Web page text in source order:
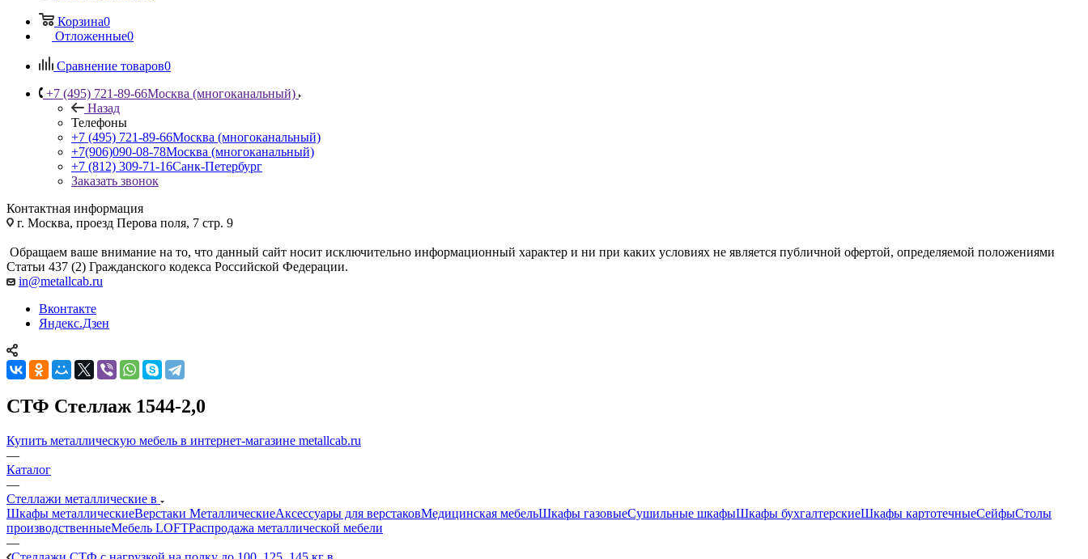
Корзина0
Отложенные0
Сравнение товаров0
+7 (495) 721-89-66Москва (многоканальный)
Назад
Телефоны
+7 (495) 721-89-66Москва (многоканальный)
+7(906)090-08-78Москва (многоканальный)
+7 (812) 309-71-16Санк-Петербург
Заказать звонок
Контактная информация
г. Москва, проезд Перова поля, 7 стр. 9
Обращаем ваше внимание на то, что данный сайт носит исключительно информационный характер и ни при каких условиях не является публичной офертой, определяемой положениями
Статьи 437 (2) Гражданского кодекса Российской Федерации.
in@metallcab.ru
Вконтакте
Яндекс.Дзен
СТФ Стеллаж 1544-2,0
Купить металлическую мебель в интернет-магазине metallcab.ru
—
Каталог
—
Стеллажи металлические в
Шкафы металлическиеВерстаки МеталлическиеАксессуары для верстаковМедицинская мебельШкафы газовыеСушильные шкафыШкафы бухгалтерскиеШкафы картотечныеСейфыСтолы
производственныеМебель LOFTРаспродажа металлической мебели
—